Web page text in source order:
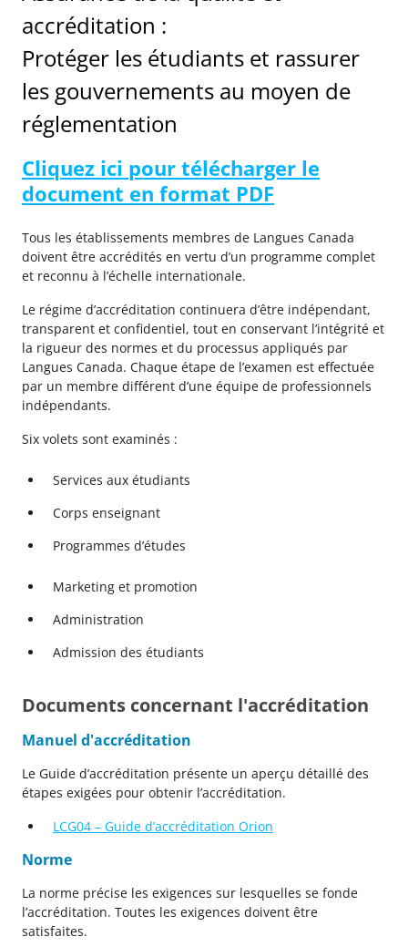
accréditation :
Protéger les étudiants et rassurer
les gouvernements au moyen de
réglementation
Cliquez ici pour télécharger le
document en format PDF
Tous les établissements membres de Langues Canada
doivent être accrédités en vertu d’un programme complet
et reconnu à l’échelle internationale.
Le régime d’accréditation continuera d’être indépendant,
transparent et confidentiel, tout en conservant l’intégrité et
la rigueur des normes et du processus appliqués par
Langues Canada. Chaque étape de l’examen est effectuée
par un membre différent d’une équipe de professionnels
indépendants.
Six volets sont examinés :
Services aux étudiants
Corps enseignant
Programmes d’études
Marketing et promotion
Administration
Admission des étudiants
Documents concernant l'accréditation
Manuel d'accréditation
Le Guide d’accréditation présente un aperçu détaillé des
étapes exigées pour obtenir l’accréditation.
LCG04 – Guide d’accréditation Orion
Norme
La norme précise les exigences sur lesquelles se fonde
l’accréditation. Toutes les exigences doivent être
satisfaites.